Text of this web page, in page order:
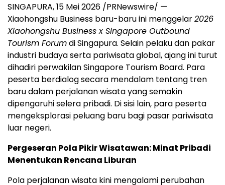
SINGAPURA, 15 Mei 2026 /PRNewswire/ —
Xiaohongshu Business baru-baru ini menggelar2026
Xiaohongshu Business x Singapore Outbound
Tourism Forumdi Singapura. Selain pelaku dan pakar
industri budaya serta pariwisata global, ajang ini turut
dihadiri perwakilan Singapore Tourism Board. Para
peserta berdialog secara mendalam tentang tren
baru dalam perjalanan wisata yang semakin
dipengaruhi selera pribadi. Di sisi lain, para peserta
mengeksplorasi peluang baru bagi pasar pariwisata
luar negeri.
Pergeseran Pola Pikir Wisatawan: Minat Pribadi
Menentukan Rencana Liburan
Pola perjalanan wisata kini mengalami perubahan